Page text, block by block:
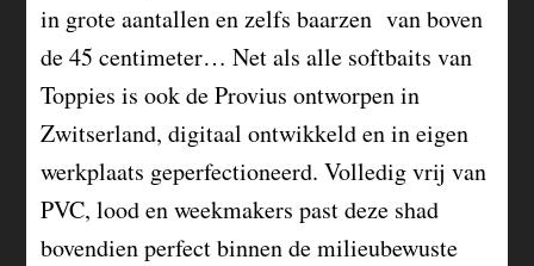
in grote aantallen en zelfs baarzen van boven
de 45 centimeter… Net als alle softbaits van
Toppies is ook de Provius ontworpen in
Zwitserland, digitaal ontwikkeld en in eigen
werkplaats geperfectioneerd. Volledig vrij van
PVC, lood en weekmakers past deze shad
bovendien perfect binnen de milieubewuste